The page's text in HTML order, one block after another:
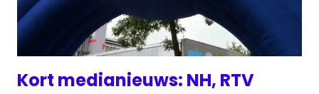
Kort medianieuws: NH, RTV